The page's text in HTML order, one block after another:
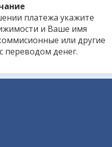
платежа укажите
и Ваше имя
или другие
переводом денег.